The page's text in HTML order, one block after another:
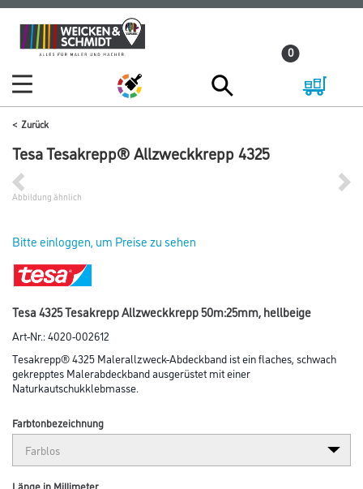
Zum
Inhalt
Zum
Navigationsmenü
0
Zurück
Tesa Tesakrepp® Allzweckkrepp 4325
Abbildung ähnlich
Bitte einloggen, um Preise zu sehen
Tesa 4325 Tesakrepp Allzweckkrepp 50m:25mm, hellbeige
Art-Nr.:4020-002612
Tesakrepp® 4325 Malerallzweck-Abdeckband ist ein flaches, schwach
gekrepptes Malerabdeckband ausgerüstet mit einer
Naturkautschukklebmasse.
Farbtonbezeichnung
Länge in Millimeter